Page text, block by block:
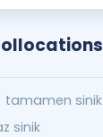
tamamen sinik
sinik